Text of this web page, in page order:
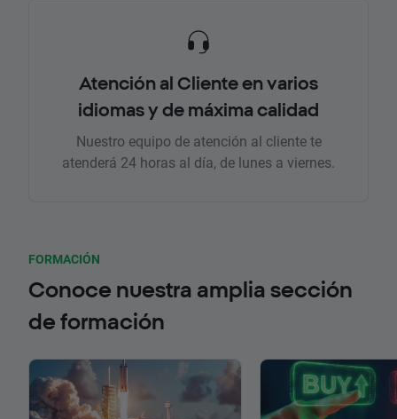
Atención al Cliente en varios
idiomas y de máxima calidad
Nuestro equipo de atención al cliente te
atenderá 24 horas al día, de lunes a viernes.
FORMACIÓN
Conoce nuestra amplia sección
de formación